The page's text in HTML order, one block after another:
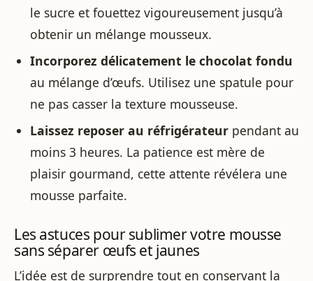
le sucre et fouettez vigoureusement jusqu’à
obtenir un mélange mousseux.
Incorporez délicatement le chocolat fondu
au mélange d’œufs. Utilisez une spatule pour
ne pas casser la texture mousseuse.
Laissez reposer au réfrigérateurpendant au
moins 3 heures. La patience est mère de
plaisir gourmand, cette attente révélera une
mousse parfaite.
Les astuces pour sublimer votre mousse
sans séparer œufs et jaunes
L’idée est de surprendre tout en conservant la